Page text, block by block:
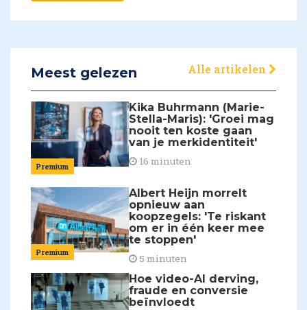
Meest gelezen Alle artikelen
Premium
Kika Buhrmann (Marie-
Stella-Maris): 'Groei mag
nooit ten koste gaan
van je merkidentiteit'
16 minuten
Premium
Albert Heijn morrelt
opnieuw aan
koopzegels: 'Te riskant
om er in één keer mee
te stoppen'
5 minuten
Hoe video-AI derving,
fraude en conversie
beïnvloedt